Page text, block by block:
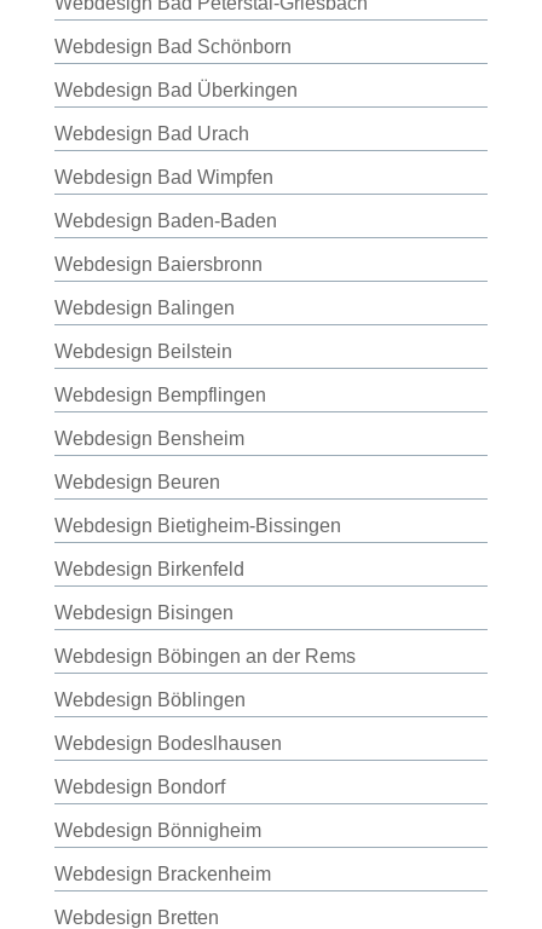
Webdesign Bad Schönborn
Webdesign Bad Überkingen
Webdesign Bad Urach
Webdesign Bad Wimpfen
Webdesign Baden-Baden
Webdesign Baiersbronn
Webdesign Balingen
Webdesign Beilstein
Webdesign Bempflingen
Webdesign Bensheim
Webdesign Beuren
Webdesign Bietigheim-Bissingen
Webdesign Birkenfeld
Webdesign Bisingen
Webdesign Böbingen an der Rems
Webdesign Böblingen
Webdesign Bodeslhausen
Webdesign Bondorf
Webdesign Bönnigheim
Webdesign Brackenheim
Webdesign Bretten